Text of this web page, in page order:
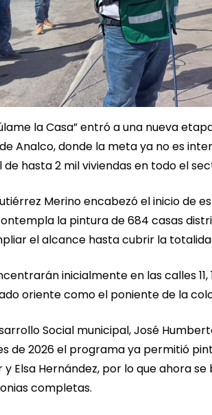
la Casa” entró a una nueva
Analco, donde la meta ya no es
hasta 2 mil viviendas en todo el
Merino encabezó el inicio de
la pintura de 684 casas
el alcance hasta cubrir la
inicialmente en las calles 11,
oriente como el poniente de la
Social municipal, José
de 2026 el programa ya permitió
y Elsa Hernández, por lo que ahora
completas.